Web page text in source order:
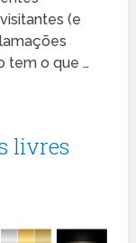
(e
tem o que …
livres